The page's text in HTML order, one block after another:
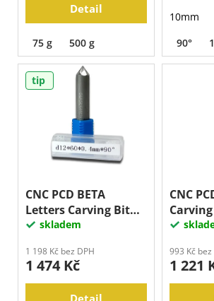
Detail
75 g 500 g
10mm
90°
tip
CNC PCD BETA
Letters Carving Bit
12mm, frézka na
skladem
1 198 Kč bez DPH
1 474 Kč
CNC
písmo
993 Kč bez
1 221